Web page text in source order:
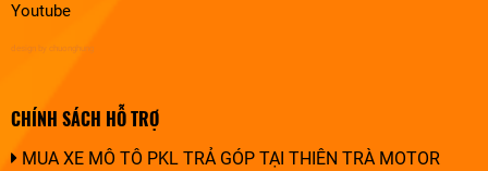
Youtube
design by chuonghung
CHÍNH SÁCH HỖ TRỢ
MUA XE MÔ TÔ PKL TRẢ GÓP TẠI THIÊN TRÀ MOTOR